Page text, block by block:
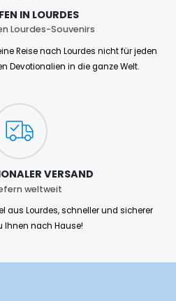
IN LOURDES
Lourdes-Souvenirs
Reise nach Lourdes nicht für jeden
Devotionalien in die ganze Welt.
VERSAND
weltweit
aus Lourdes, schneller und sicherer
Ihnen nach Hause!